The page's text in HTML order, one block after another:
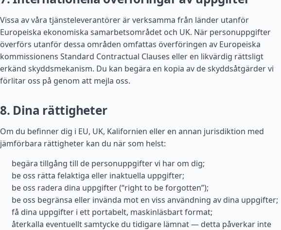
Vissa av våra tjänsteleverantörer är verksamma från länder utanför
Europeiska ekonomiska samarbetsområdet och UK. När personuppgifter
överförs utanför dessa områden omfattas överföringen av Europeiska
kommissionens Standard Contractual Clauses eller en likvärdig rättsligt
erkänd skyddsmekanism. Du kan begära en kopia av de skyddsåtgärder vi
förlitar oss på genom att mejla oss.
8. Dina rättigheter
Om du befinner dig i EU, UK, Kalifornien eller en annan jurisdiktion med
jämförbara rättigheter kan du när som helst:
begära tillgång till de personuppgifter vi har om dig;
be oss rätta felaktiga eller inaktuella uppgifter;
be oss radera dina uppgifter (“right to be forgotten”);
be oss begränsa eller invända mot en viss användning av dina uppgifter;
få dina uppgifter i ett portabelt, maskinläsbart format;
återkalla eventuellt samtycke du tidigare lämnat — detta påverkar inte